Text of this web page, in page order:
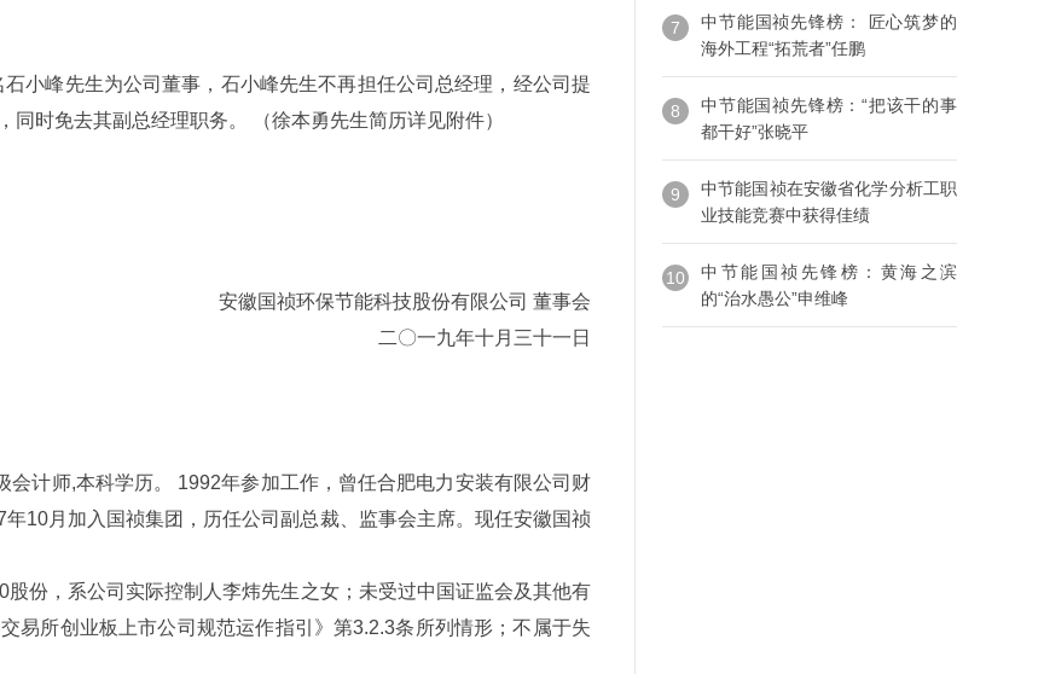
小峰先生为公司董事，石小峰先生不再担任公司总经理，经公司提
时免去其副总经理职务。 （徐本勇先生简历详见附件）
安徽国祯环保节能科技股份有限公司 董事会
二〇一九年十月三十一日
会计师,本科学历。 1992年参加工作，曾任合肥电力安装有限公司财
年10月加入国祯集团，历任公司副总裁、监事会主席。现任安徽国祯
股份，系公司实际控制人李炜先生之女；未受过中国证监会及其他有
易所创业板上市公司规范运作指引》第3.2.3条所列情形；不属于失
7
中节能国祯先锋榜： 匠心筑梦的
海外工程“拓荒者”任鹏
8
中节能国祯先锋榜：“把该干的事
都干好”张晓平
9
中节能国祯在安徽省化学分析工职
业技能竞赛中获得佳绩
10
中节能国祯先锋榜：黄海之滨
的“治水愚公”申维峰